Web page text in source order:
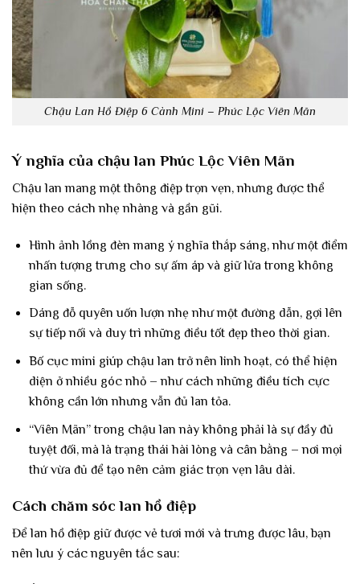
Chậu Lan Hồ Điệp 6 Cành Mini – Phúc Lộc Viên Mãn
Ý nghĩa của chậu lan Phúc Lộc Viên Mãn
Chậu lan mang một thông điệp trọn vẹn, nhưng được thể
hiện theo cách nhẹ nhàng và gần gũi.
Hình ảnh lồng đèn mang ý nghĩa thắp sáng, như một điểm
nhấn tượng trưng cho sự ấm áp và giữ lửa trong không
gian sống.
Dáng đỗ quyên uốn lượn nhẹ như một đường dẫn, gợi lên
sự tiếp nối và duy trì những điều tốt đẹp theo thời gian.
Bố cục mini giúp chậu lan trở nên linh hoạt, có thể hiện
diện ở nhiều góc nhỏ – như cách những điều tích cực
không cần lớn nhưng vẫn đủ lan tỏa.
“Viên Mãn” trong chậu lan này không phải là sự đầy đủ
tuyệt đối, mà là trạng thái hài lòng và cân bằng – nơi mọi
thứ vừa đủ để tạo nên cảm giác trọn vẹn lâu dài.
Cách chăm sóc lan hồ điệp
Để lan hồ điệp giữ được vẻ tươi mới và trưng được lâu, bạn
nên lưu ý các nguyên tắc sau: